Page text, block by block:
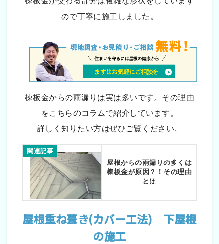
ので丁寧に施工しました。
棟板金からの雨漏りは実は多いです。その理由
をこちらのコラムで紹介しています。
詳しく知りたい方はぜひご覧ください。
関連記事
屋根からの雨漏りの多くは
棟板金が原因？！その理由
とは
屋根重ね葺き(カバー工法) 下屋根
の施工